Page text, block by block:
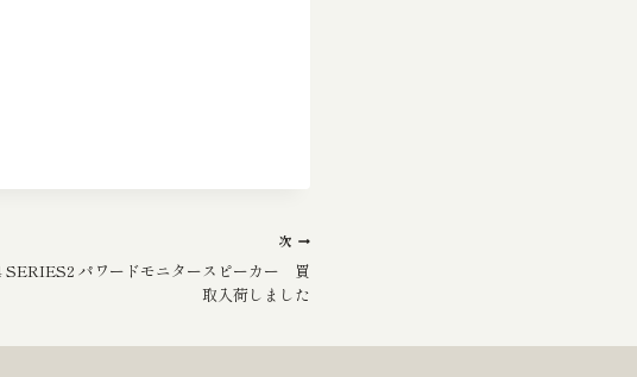
次
パワードモニタースピーカー 買
取入荷しました